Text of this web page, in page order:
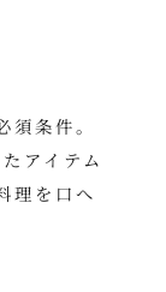
条件。
アイテム
理を口へ